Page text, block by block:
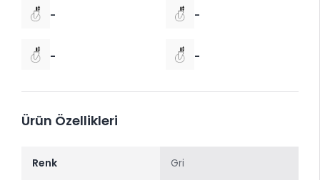
- -
- -
Ürün Özellikleri
Renk Gri